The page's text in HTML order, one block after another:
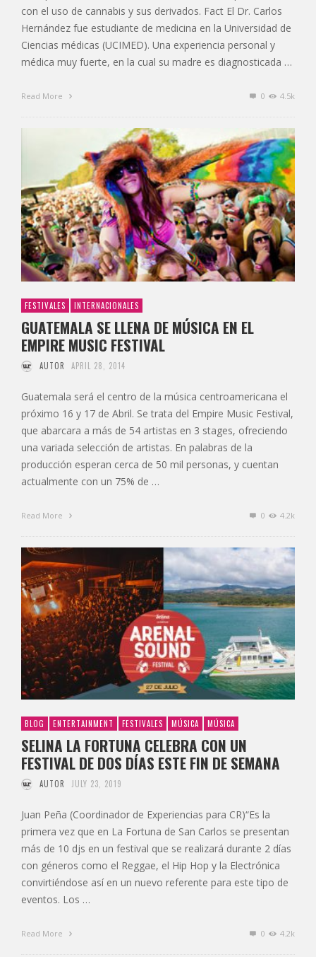
con el uso de cannabis y sus derivados. Fact El Dr. Carlos
Hernández fue estudiante de medicina en la Universidad de
Ciencias médicas (UCIMED). Una experiencia personal y
médica muy fuerte, en la cual su madre es diagnosticada …
Read More 0 4.5k
FESTIVALES INTERNACIONALES
GUATEMALA SE LLENA DE MÚSICA EN EL
EMPIRE MUSIC FESTIVAL
AUTOR APRIL 28, 2014
Guatemala será el centro de la música centroamericana el
próximo 16 y 17 de Abril. Se trata del Empire Music Festival,
que abarcara a más de 54 artistas en 3 stages, ofreciendo
una variada selección de artistas. En palabras de la
producción esperan cerca de 50 mil personas, y cuentan
actualmente con un 75% de …
Read More 0 4.2k
BLOG ENTERTAINMENT FESTIVALES MÚSICA MÚSICA
SELINA LA FORTUNA CELEBRA CON UN
FESTIVAL DE DOS DÍAS ESTE FIN DE SEMANA
AUTOR JULY 23, 2019
Juan Peña (Coordinador de Experiencias para CR)“Es la
primera vez que en La Fortuna de San Carlos se presentan
más de 10 djs en un festival que se realizará durante 2 días
con géneros como el Reggae, el Hip Hop y la Electrónica
convirtiéndose así en un nuevo referente para este tipo de
eventos. Los …
Read More 0 4.2k